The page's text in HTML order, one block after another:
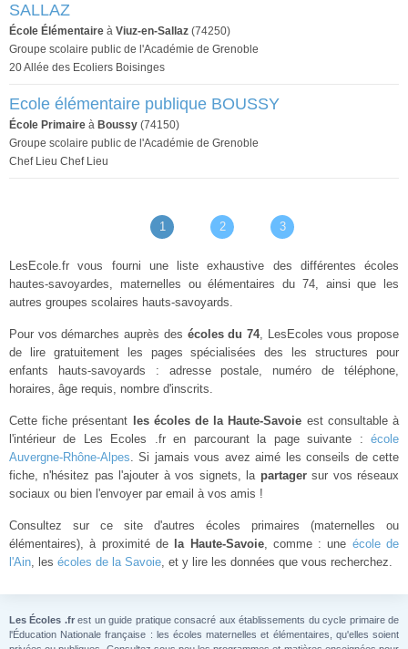
SALLAZ
École Élémentaire à Viuz-en-Sallaz (74250)
Groupe scolaire public de l'Académie de Grenoble
20 Allée des Ecoliers Boisinges
Ecole élémentaire publique BOUSSY
École Primaire à Boussy (74150)
Groupe scolaire public de l'Académie de Grenoble
Chef Lieu Chef Lieu
1 2 3
LesEcole.fr vous fourni une liste exhaustive des différentes écoles
hautes-savoyardes, maternelles ou élémentaires du 74, ainsi que les
autres groupes scolaires hauts-savoyards.
Pour vos démarches auprès des écoles du 74, LesEcoles vous propose
de lire gratuitement les pages spécialisées des les structures pour
enfants hauts-savoyards : adresse postale, numéro de téléphone,
horaires, âge requis, nombre d'inscrits.
Cette fiche présentant les écoles de la Haute-Savoie est consultable à
l'intérieur de Les Ecoles .fr en parcourant la page suivante : école
Auvergne-Rhône-Alpes. Si jamais vous avez aimé les conseils de cette
fiche, n'hésitez pas l'ajouter à vos signets, la partagersur vos réseaux
sociaux ou bien l'envoyer par email à vos amis !
Consultez sur ce site d'autres écoles primaires (maternelles ou
élémentaires), à proximité de
la Haute-Savoie, comme : une école de
l'Ain, les écoles de la Savoie, et y lire les données que vous recherchez.
Les Écoles .frest un guide pratique consacré aux établissements du cycle primaire de
l'Éducation Nationale française : les écoles maternelles et élémentaires, qu'elles soient